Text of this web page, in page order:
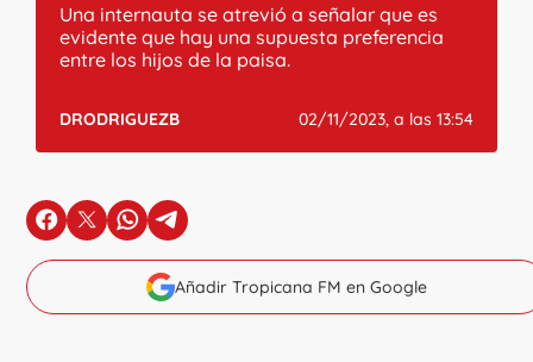
Una internauta se atrevió a señalar que es
evidente que hay una supuesta preferencia
entre los hijos de la paisa.
DRODRIGUEZB 02/11/2023, a las 13:54
en Facebook
en Xen Whatsapp
en Telegram
Añadir Tropicana FM en Google